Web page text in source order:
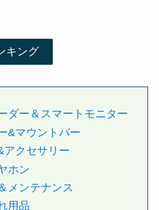
キング
ダー＆スマートモニター
&マウントバー
アクセサリー
ホン
メンテナンス
用品